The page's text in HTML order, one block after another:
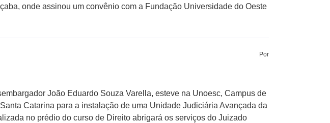
onde assinou um convênio com a Fundação Universidade do Oeste
Por
João Eduardo Souza Varella, esteve na Unoesc, Campus de
Catarina para a instalação de uma Unidade Judiciária Avançada da
no prédio do curso de Direito abrigará os serviços do Juizado